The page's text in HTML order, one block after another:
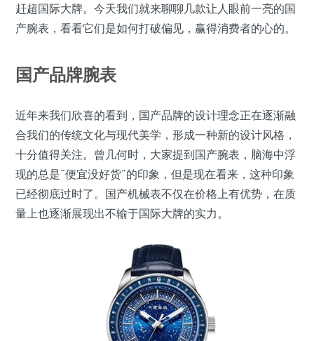
赶超国际大牌。今天我们就来聊聊几款让人眼前一亮的国
产腕表，看看它们是如何打破偏见，赢得消费者的心的。
国产品牌腕表
近年来我们欣喜的看到，国产品牌的设计理念正在逐渐融
合我们的传统文化与现代美学，形成一种新的设计风格，
十分值得关注。曾几何时，大家提到国产腕表，脑海中浮
现的总是“便宜没好货”的印象，但是现在看来，这种印象
已经彻底过时了。国产机械表不仅在价格上有优势，在质
量上也逐渐展现出不输于国际大牌的实力。